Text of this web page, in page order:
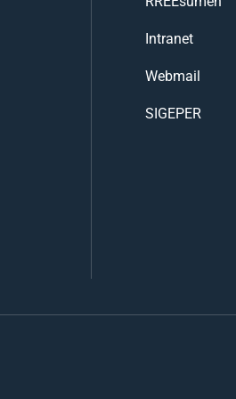
Intranet
Webmail
SIGEPER